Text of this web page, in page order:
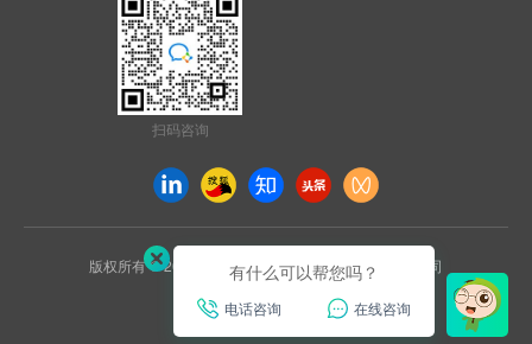
扫码咨询
版权所有 © 2026 杭州数云信息技术有限公司上海分公司
沪ICP备2021031892号
已通过ISO27001安全认证
有什么可以帮您吗？
电话咨询 在线咨询